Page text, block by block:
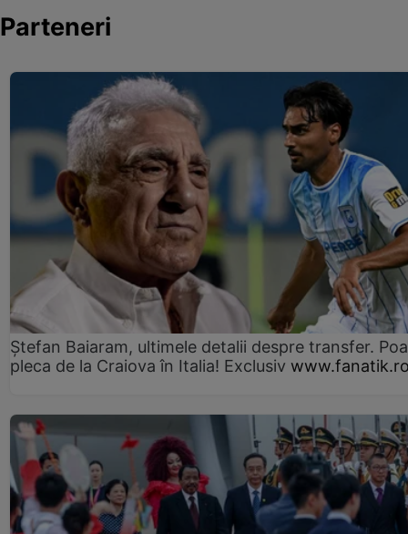
Parteneri
Ștefan Baiaram, ultimele detalii despre transfer.
pleca de la Craiova în Italia! Exclusiv